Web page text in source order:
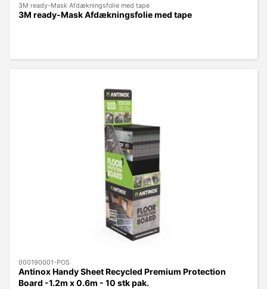
3M ready-Mask Afdækningsfolie med tape
3M ready-Mask Afdækningsfolie med tape
000190001-POS
Antinox Handy Sheet Recycled Premium Protection
Board -1.2m x 0.6m - 10 stk pak.